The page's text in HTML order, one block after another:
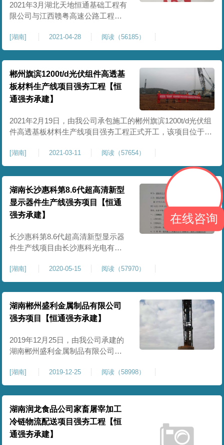
2021年3月湖北天地恒通基础工程有
限公司与江西赣粤高速公路工程有
路( S533绕城) EPC项目路基落锤强
夯工程施工合同。该项目工程地点
位于江西省萍乡市安源，采用路基
落锤强夯方式。暂定合同工期: 2021
年3月至2022年2月，并以业主或监
理工程师分期下达的各节点控制工
期为准。 甲方
[湖南] 2021-04-28 阅读（56185）
郴州旗滨1200t/d光伏组件高透基
板材料生产线项目强夯工程【恒
通强夯承建】
2021年2月19日，由我公司承包施工的郴州旗滨1200t/d光伏组
件高透基板材料生产线项目强夯工程正式开工，该项目位于郴
平方米，本项目强夯区域为原始地形的填方区，强夯面积约15
万平方米。要求强夯的区域:点夯两遍，满夯一遍， 点夯夯能
采用3000KN.m，点夯布点间距
[湖南] 2021-03-11 阅读（57654）
湖南长沙惠科第8.6代超高清新型
显示器件生产线强夯项目【恒通
强夯承建】
长沙惠科第8.6代超高清新型显示器
件生产线项目由长沙惠科光电有限
阳工业园，我公司负责本项目的强
夯施工部分，强夯施工能级为
3000kN.m、4000kN.m，施工面积
不少于10000㎡。据悉，惠科第8.6
代超高清新型显示器件生产线项目
总投资320亿元，占地约1200亩，建
设第8.6代超高清新型显示器件
[湖南] 2020-05-15 阅读（57970）
湖南郴州盛利金属制品有限公司
强夯项目【恒通强夯承建】
2019年12月25日，由我公司承建的
湖南郴州盛利金属制品有限公司强
市汝城县经济开发区三星工业园，
项目总投资8000万元，强夯施工工
程量约36652㎡。2019年12月28日9
时45分，伴随着阵阵爆竹声，两台
满夯机重锤稳稳落地，湖南郴州盛
利金属制品有限公司强夯施工正式
启动。项目部精诚团
[湖南] 2019-12-25 阅读（58998）
湖南润龙食品公司家畜屠宰加工
冷链物流配送项目强夯工程【恒
通强夯承建】
在线咨询